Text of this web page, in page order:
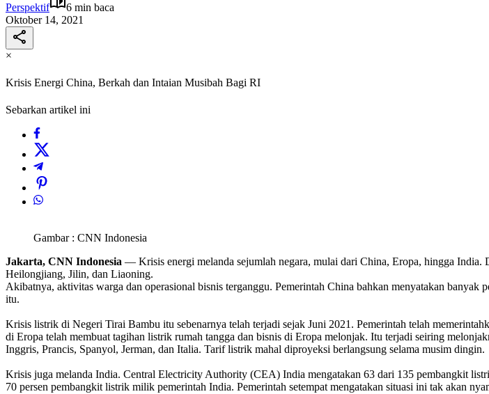
Perspektif
6 min baca
Oktober 14, 2021
×
Krisis Energi China, Berkah dan Intaian Musibah Bagi RI
Sebarkan artikel ini
Gambar : CNN Indonesia
Jakarta, CNN Indonesia — Krisis energi melanda sejumlah negara, mulai dari China, Eropa, hingga
Heilongjiang, Jilin, dan Liaoning.
Akibatnya, aktivitas warga dan operasional bisnis terganggu. Pemerintah China bahkan menyatakan
itu.
Krisis listrik di Negeri Tirai Bambu itu sebenarnya telah terjadi sejak Juni 2021. Pemerintah telah
di Eropa telah membuat tagihan listrik rumah tangga dan bisnis di Eropa melonjak. Itu terjadi seiring
Inggris, Prancis, Spanyol, Jerman, dan Italia. Tarif listrik mahal diproyeksi berlangsung selama musim dingin.
Krisis juga melanda India. Central Electricity Authority (CEA) India mengatakan 63 dari 135 pembangkit
70 persen pembangkit listrik milik pemerintah India. Pemerintah setempat mengatakan situasi ini tak akan